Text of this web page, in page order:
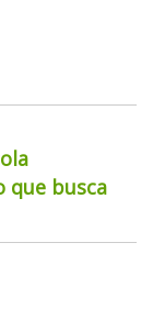
que busca